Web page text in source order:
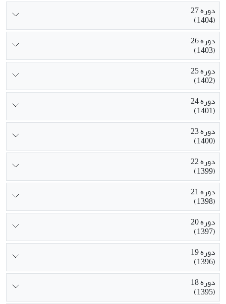
دوره 27
(1404)
دوره 26
(1403)
دوره 25
(1402)
دوره 24
(1401)
دوره 23
(1400)
دوره 22
(1399)
دوره 21
(1398)
دوره 20
(1397)
دوره 19
(1396)
دوره 18
(1395)